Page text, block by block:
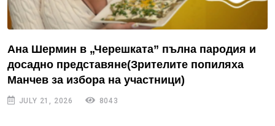
Ана Шермин в „Черешката” пълна пародия и
досадно представяне(Зрителите попиляха
Манчев за избора на участници)
JULY 21, 2026 8043